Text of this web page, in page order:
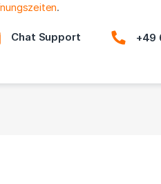
.
Chat Support +49